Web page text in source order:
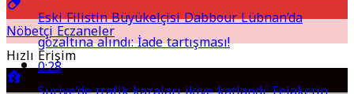
Nöbetçi Eczaneler
Hızlı Erişim
Eski Filistin Büyükelçisi Dabbour Lübnan’da
gözaltına alındı: İade tartışması!
0:28